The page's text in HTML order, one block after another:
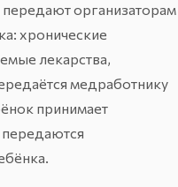
организаторам
хронические
лекарства,
медработнику
принимает